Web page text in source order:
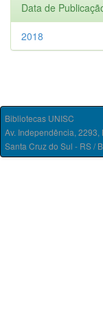
Data de
2018
Bibliotecas UNISC
Av. Independência,
Santa Cruz do Sul - RS /